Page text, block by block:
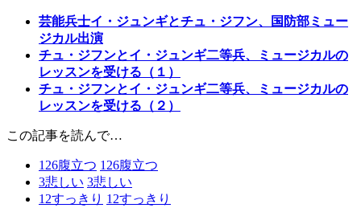
芸能兵士イ・ジュンギとチュ・ジフン、国防部ミュー
ジカル出演
チュ・ジフンとイ・ジュンギ二等兵、ミュージカルの
レッスンを受ける（１）
チュ・ジフンとイ・ジュンギ二等兵、ミュージカルの
レッスンを受ける（２）
この記事を読んで…
126腹立つ 126腹立つ
3悲しい 3悲しい
12すっきり 12すっきり